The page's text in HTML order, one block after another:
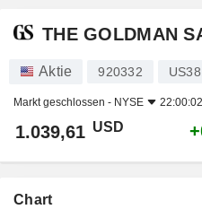
THE GOLDMAN
Aktie 920332
Markt geschlossen - NYSE
1.039,61 USD
Chart